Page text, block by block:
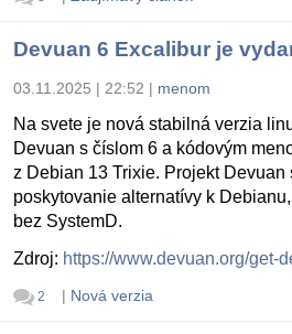
Devuan 6 Excalibur je
03.11.2025 | 22:52 | menom
Na svete je nová stabilná verzia
Devuan s číslom 6 a kódovým
z Debian 13 Trixie. Projekt Devuan
poskytovanie alternatívy k
bez SystemD.
Zdroj: https://www.devuan.org/get-
2 | Nová verzia